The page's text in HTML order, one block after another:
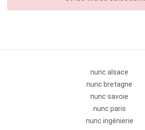
nunc alsace
nunc bretagne
nunc savoie
nunc paris
nunc ingénierie